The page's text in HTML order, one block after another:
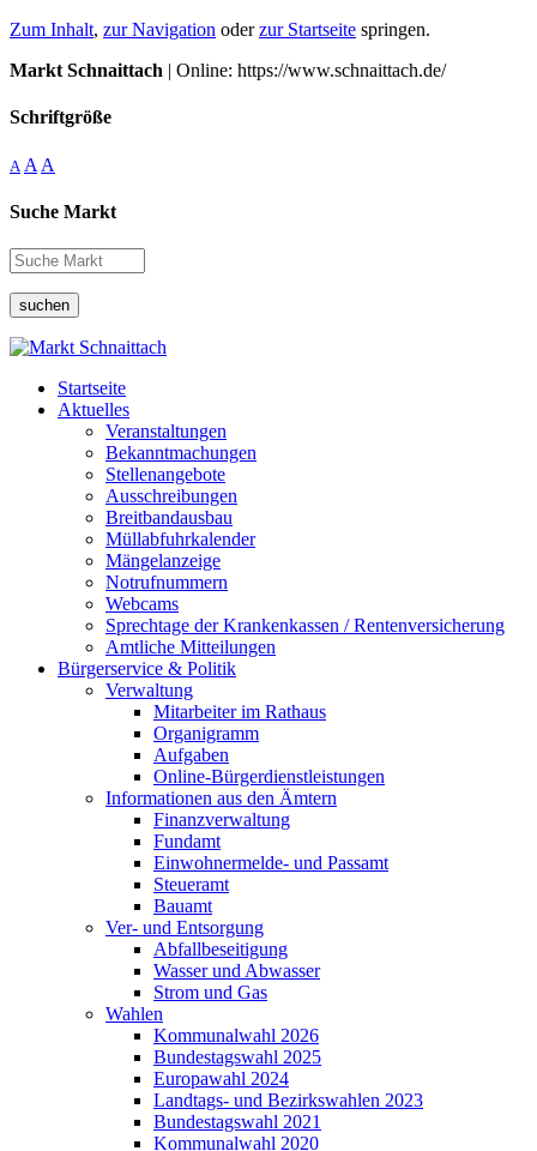
Zum Inhalt, zur Navigation oderzur Startseite springen.
Markt Schnaittach | Online: https://www.schnaittach.de/
Schriftgröße
A A A
Suche Markt
suchen
Startseite
Aktuelles
Veranstaltungen
Bekanntmachungen
Stellenangebote
Ausschreibungen
Breitbandausbau
Müllabfuhrkalender
Mängelanzeige
Notrufnummern
Webcams
Sprechtage der Krankenkassen / Rentenversicherung
Amtliche Mitteilungen
Bürgerservice & Politik
Verwaltung
Mitarbeiter im Rathaus
Organigramm
Aufgaben
Online-Bürgerdienstleistungen
Informationen aus den Ämtern
Finanzverwaltung
Fundamt
Einwohnermelde- und Passamt
Steueramt
Bauamt
Ver- und Entsorgung
Abfallbeseitigung
Wasser und Abwasser
Strom und Gas
Wahlen
Kommunalwahl 2026
Bundestagswahl 2025
Europawahl 2024
Landtags- und Bezirkswahlen 2023
Bundestagswahl 2021
Kommunalwahl 2020